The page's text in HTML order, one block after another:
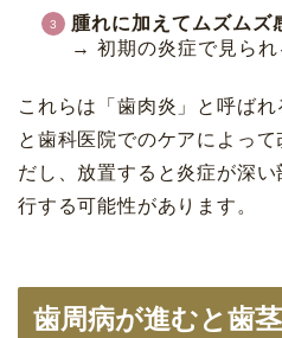
腫れに加えてムズムズ
→ 初期の炎症で見られ
これらは「歯肉炎」と呼ば
と歯科医院でのケアによっ
だし、放置すると炎症が深
行する可能性があります。
歯周病が進むと歯